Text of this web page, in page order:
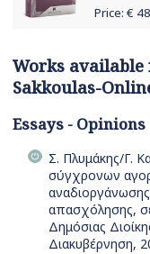
Price: €
Works
Sakkoulas-
Essays - Opinions
Σ. Πλυμάκης/Γ.
σύγχρονων
απασχόλησης,
Δημόσιας
Διακυβέρνηση,